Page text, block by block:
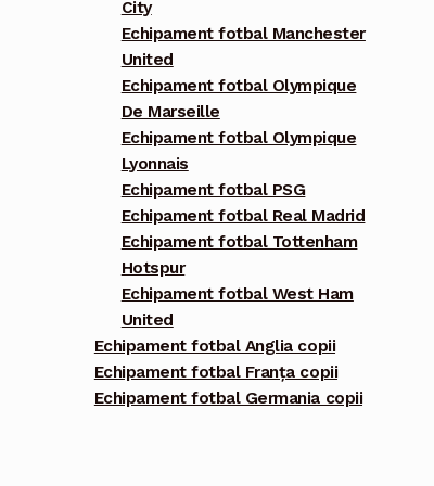
City
Echipament fotbal Manchester
United
Echipament fotbal Olympique
De Marseille
Echipament fotbal Olympique
Lyonnais
Echipament fotbal PSG
Echipament fotbal Real Madrid
Echipament fotbal Tottenham
Hotspur
Echipament fotbal West Ham
United
Echipament fotbal Anglia copii
Echipament fotbal Franța copii
Echipament fotbal Germania copii